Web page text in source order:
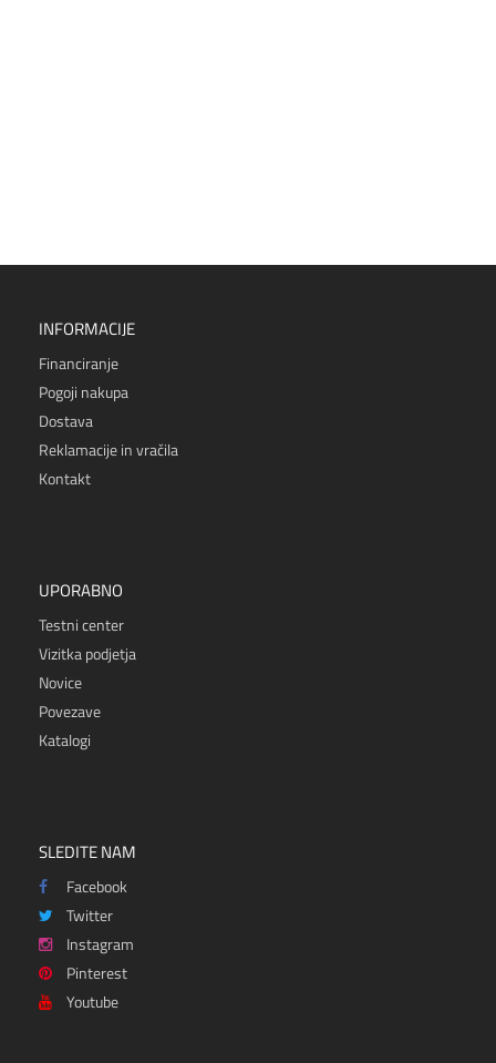
INFORMACIJE
Financiranje
Pogoji nakupa
Dostava
Reklamacije in vračila
Kontakt
UPORABNO
Testni center
Vizitka podjetja
Novice
Povezave
Katalogi
SLEDITE NAM
Facebook
Twitter
Instagram
Pinterest
Youtube